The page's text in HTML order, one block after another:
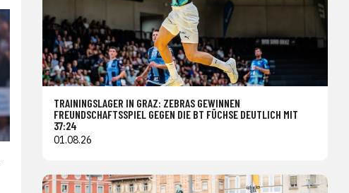
TRAININGSLAGER IN GRAZ: ZEBRAS GEWINNEN
FREUNDSCHAFTSSPIEL GEGEN DIE BT FÜCHSE DEUTLICH MIT
37:24
01.08.26